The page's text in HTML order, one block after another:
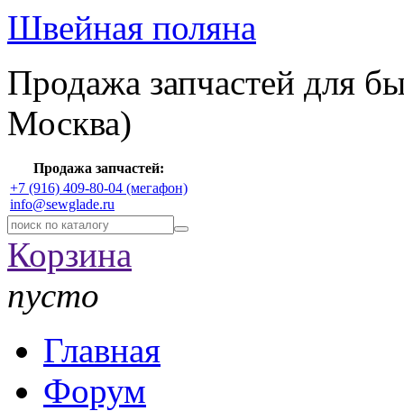
Швейная поляна
Продажа запчастей для
Москва)
Продажа запчастей:
+7 (916) 409-80-04 (мегафон)
info@sewglade.ru
Корзина
пусто
Главная
Форум